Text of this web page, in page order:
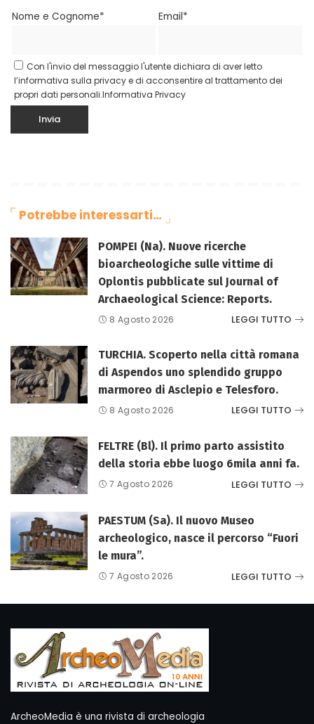
Nome e Cognome* Email*
Con l'invio del messaggio l'utente dichiara di aver letto
l’informativa sulla privacy e di acconsentire al trattamento dei
propri dati personali.Informativa Privacy
Potrebbe interessarti…
POMPEI (Na). Nuove ricerche
bioarcheologiche sulle vittime di
Oplontis pubblicate sul Journal of
Archaeological Science: Reports.
8 Agosto 2026 LEGGI TUTTO
TURCHIA. Scoperto nella città romana
di Aspendos uno splendido gruppo
marmoreo di Asclepio e Telesforo.
8 Agosto 2026 LEGGI TUTTO
FELTRE (Bl). Il primo parto assistito
della storia ebbe luogo 6mila anni fa.
7 Agosto 2026 LEGGI TUTTO
PAESTUM (Sa). Il nuovo Museo
archeologico, nasce il percorso “Fuori
le mura”.
7 Agosto 2026 LEGGI TUTTO
ArcheoMedia è una rivista di archeologia